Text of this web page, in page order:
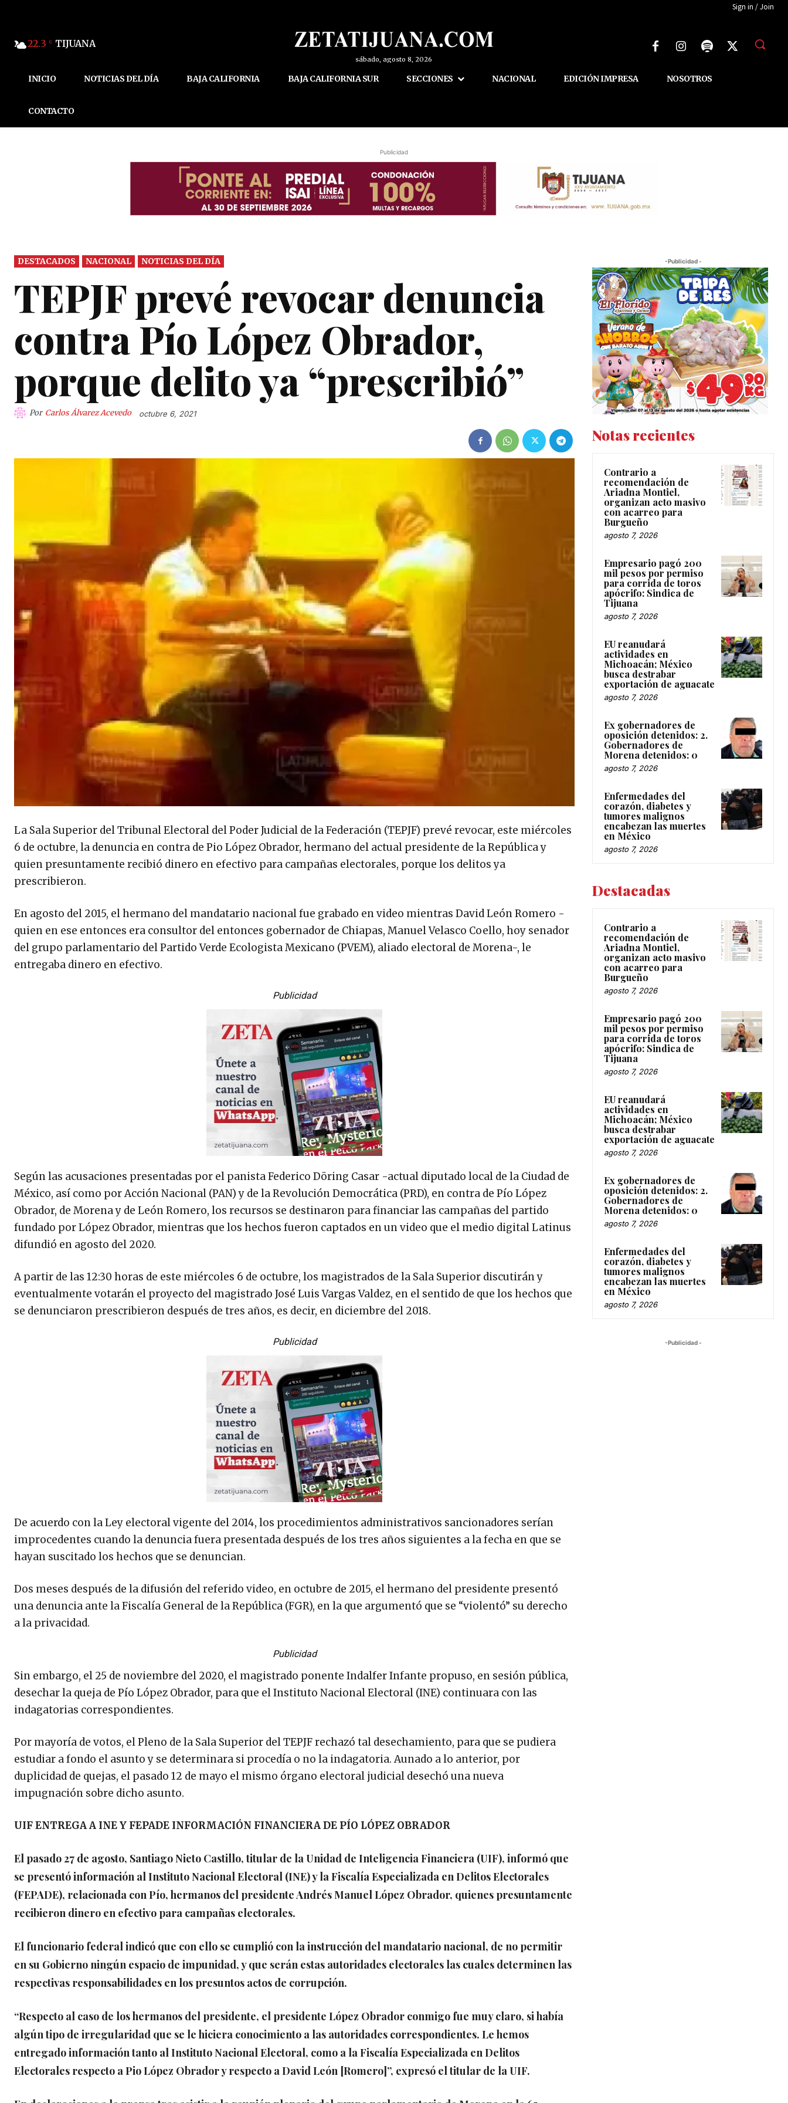
Sign in / Join
22.3 C TIJUANA
sábado, agosto 8, 2026
INICIO NOTICIAS DEL DÍA BAJA CALIFORNIA BAJA CALIFORNIA SUR SECCIONES NACIONAL EDICIÓN IMPRESA NOSOTROS
CONTACTO
Publicidad
DESTACADOS NACIONAL NOTICIAS DEL DÍA
TEPJF prevé revocar denuncia
contra Pío López Obrador,
porque delito ya “prescribió”
Por Carlos Álvarez Acevedo octubre 6, 2021
La Sala Superior del Tribunal Electoral del Poder Judicial de la Federación (TEPJF) prevé revocar, este miércoles
6 de octubre, la denuncia en contra de Pio López Obrador, hermano del actual presidente de la República y
quien presuntamente recibió dinero en efectivo para campañas electorales, porque los delitos ya
prescribieron.
En agosto del 2015, el hermano del mandatario nacional fue grabado en video mientras David León Romero -
quien en ese entonces era consultor del entonces gobernador de Chiapas, Manuel Velasco Coello, hoy senador
del grupo parlamentario del Partido Verde Ecologista Mexicano (PVEM), aliado electoral de Morena-, le
entregaba dinero en efectivo.
Publicidad
Según las acusaciones presentadas por el panista Federico Döring Casar -actual diputado local de la Ciudad de
México, así como por Acción Nacional (PAN) y de la Revolución Democrática (PRD), en contra de Pío López
Obrador, de Morena y de León Romero, los recursos se destinaron para financiar las campañas del partido
fundado por López Obrador, mientras que los hechos fueron captados en un video que el medio digital Latinus
difundió en agosto del 2020.
A partir de las 12:30 horas de este miércoles 6 de octubre, los magistrados de la Sala Superior discutirán y
eventualmente votarán el proyecto del magistrado José Luis Vargas Valdez, en el sentido de que los hechos que
se denunciaron prescribieron después de tres años, es decir, en diciembre del 2018.
Publicidad
De acuerdo con la Ley electoral vigente del 2014, los procedimientos administrativos sancionadores serían
improcedentes cuando la denuncia fuera presentada después de los tres años siguientes a la fecha en que se
hayan suscitado los hechos que se denuncian.
Dos meses después de la difusión del referido video, en octubre de 2015, el hermano del presidente presentó
una denuncia ante la Fiscalía General de la República (FGR), en la que argumentó que se “violentó” su derecho
a la privacidad.
Publicidad
Sin embargo, el 25 de noviembre del 2020, el magistrado ponente Indalfer Infante propuso, en sesión pública,
desechar la queja de Pío López Obrador, para que el Instituto Nacional Electoral (INE) continuara con las
indagatorias correspondientes.
Por mayoría de votos, el Pleno de la Sala Superior del TEPJF rechazó tal desechamiento, para que se pudiera
estudiar a fondo el asunto y se determinara si procedía o no la indagatoria. Aunado a lo anterior, por
duplicidad de quejas, el pasado 12 de mayo el mismo órgano electoral judicial desechó una nueva
impugnación sobre dicho asunto.
UIF ENTREGA A INE Y FEPADE INFORMACIÓN FINANCIERA DE PÍO LÓPEZ OBRADOR
El pasado 27 de agosto, Santiago Nieto Castillo, titular de la Unidad de Inteligencia Financiera (UIF), informó que
se presentó información al Instituto Nacional Electoral (INE) y la Fiscalía Especializada en Delitos Electorales
(FEPADE), relacionada con Pío, hermanos del presidente Andrés Manuel López Obrador, quienes presuntamente
recibieron dinero en efectivo para campañas electorales.
El funcionario federal indicó que con ello se cumplió con la instrucción del mandatario nacional, de no permitir
en su Gobierno ningún espacio de impunidad, y que serán estas autoridades electorales las cuales determinen las
respectivas responsabilidades en los presuntos actos de corrupción.
“Respecto al caso de los hermanos del presidente, el presidente López Obrador conmigo fue muy claro, si había
algún tipo de irregularidad que se le hiciera conocimiento a las autoridades correspondientes. Le hemos
entregado información tanto al Instituto Nacional Electoral, como a la Fiscalía Especializada en Delitos
Electorales respecto a Pio López Obrador y respecto a David León [Romero]”, expresó el titular de la UIF.
-Publicidad -
Notas recientes
Contrario a
recomendación de
Ariadna Montiel,
organizan acto masivo
con acarreo para
Burgueño
agosto 7, 2026
Empresario pagó 200
mil pesos por permiso
para corrida de toros
apócrifo: Sindica de
Tijuana
agosto 7, 2026
EU reanudará
actividades en
Michoacán; México
busca destrabar
exportación de aguacate
agosto 7, 2026
Ex gobernadores de
oposición detenidos: 2.
Gobernadores de
Morena detenidos: 0
agosto 7, 2026
Enfermedades del
corazón, diabetes y
tumores malignos
encabezan las muertes
en México
agosto 7, 2026
Destacadas
Contrario a
recomendación de
Ariadna Montiel,
organizan acto masivo
con acarreo para
Burgueño
agosto 7, 2026
Empresario pagó 200
mil pesos por permiso
para corrida de toros
apócrifo: Sindica de
Tijuana
agosto 7, 2026
EU reanudará
actividades en
Michoacán; México
busca destrabar
exportación de aguacate
agosto 7, 2026
Ex gobernadores de
oposición detenidos: 2.
Gobernadores de
Morena detenidos: 0
agosto 7, 2026
Enfermedades del
corazón, diabetes y
tumores malignos
encabezan las muertes
en México
agosto 7, 2026
-Publicidad -